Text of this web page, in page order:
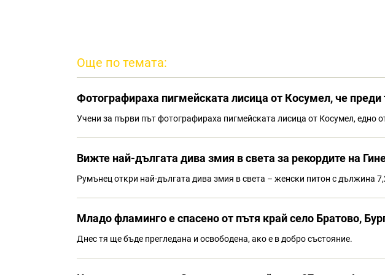
Още по темата:
Фотографираха пигмейската лисица от Косумел, че
Учени за първи път фотографираха пигмейската лисица от Косумел, едно
Вижте най-дългата дива змия в света за рекордите на
Румънец откри най-дългата дива змия в света – женски питон с дължина
Младо фламинго е спасено от пътя край село Братово,
Днес тя ще бъде прегледана и освободена, ако е в добро състояние.